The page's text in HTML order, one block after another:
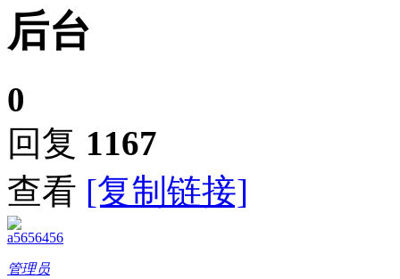
后台
0
回复 1167
查看 [复制链接]
a5656456
管理员